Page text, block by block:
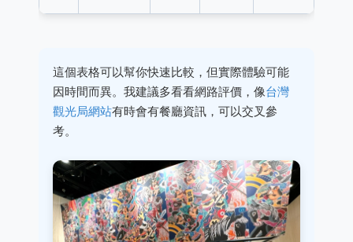
這個表格可以幫你快速比較，但實際體驗可能
因時間而異。我建議多看看網路評價，像台灣
觀光局網站有時會有餐廳資訊，可以交叉參
考。